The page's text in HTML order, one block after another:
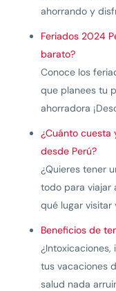
ahorrando y
Feriados 2024
barato?
Conoce los
que planees tu
ahorradora
¿Cuánto cuesta
desde Perú?
¿Quieres tener
todo para viajar
qué lugar visitar
Beneficios de
¿Intoxicaciones,
tus vacaciones
salud nada